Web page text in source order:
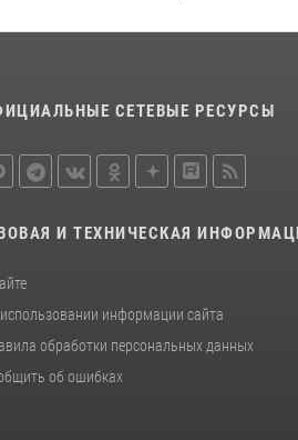
Росгвардия обеспечила
СЕТЕВЫЕ РЕСУРСЫ
И ТЕХНИЧЕСКАЯ
информации сайта
обработки персональных данных
об ошибках